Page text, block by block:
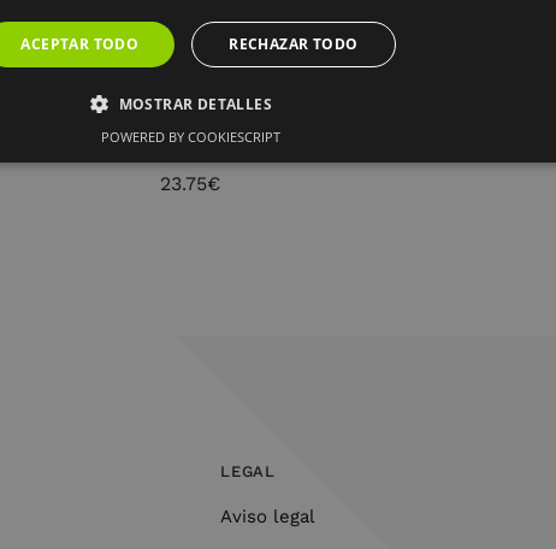
CARACOLA BLANCO RESINA
DECORACIÓN 21 X 19 X 13 CM
23.75€
LEGAL
Aviso legal
ACEPTAR TODO RECHAZAR TODO
MOSTRAR DETALLES
POWERED BY COOKIESCRIPT